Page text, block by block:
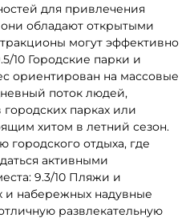
для привлечения
обладают открытыми
могут эффективно
10 Городские парки и
ориентирован на массовые
поток людей,
парках или
хитом в летний сезон.
городского отдыха, где
активными
9.3/10 Пляжи и
набережных надувные
развлекательную